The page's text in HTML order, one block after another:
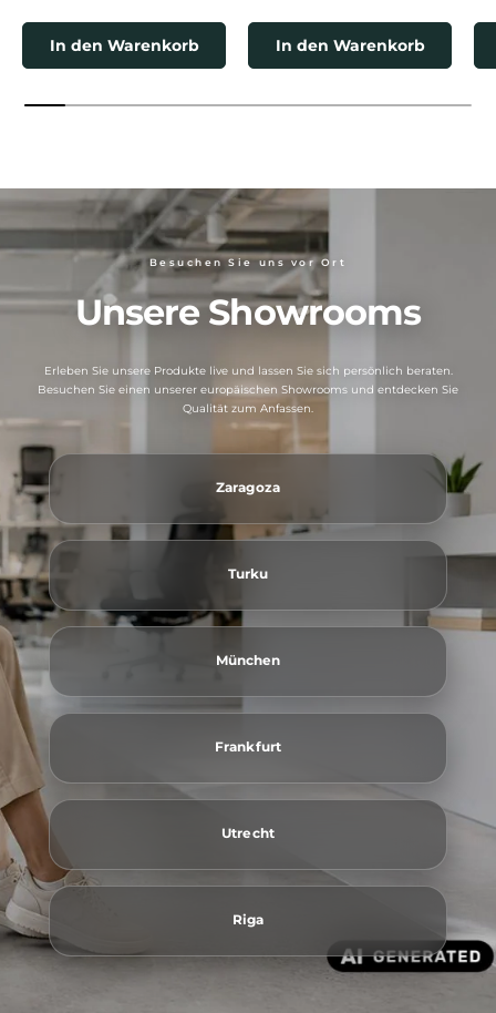
In den Warenkorb In den Warenkorb
Besuchen Sie uns vor Ort
Unsere Showrooms
Erleben Sie unsere Produkte live und lassen Sie sich persönlich beraten.
Besuchen Sie einen unserer europäischen Showrooms und entdecken Sie
Qualität zum Anfassen.
Zaragoza
Turku
München
Frankfurt
Utrecht
Riga